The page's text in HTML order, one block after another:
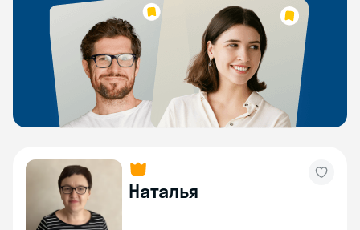
Наталья